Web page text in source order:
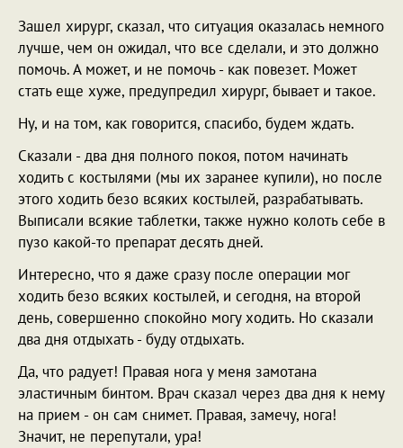
Зашел хирург, сказал, что ситуация оказалась немного
лучше, чем он ожидал, что все сделали, и это должно
помочь. А может, и не помочь - как повезет. Может
стать еще хуже, предупредил хирург, бывает и такое.
Ну, и на том, как говорится, спасибо, будем ждать.
Сказали - два дня полного покоя, потом начинать
ходить с костылями (мы их заранее купили), но после
этого ходить безо всяких костылей, разрабатывать.
Выписали всякие таблетки, также нужно колоть себе в
пузо какой-то препарат десять дней.
Интересно, что я даже сразу после операции мог
ходить безо всяких костылей, и сегодня, на второй
день, совершенно спокойно могу ходить. Но сказали
два дня отдыхать - буду отдыхать.
Да, что радует! Правая нога у меня замотана
эластичным бинтом. Врач сказал через два дня к нему
на прием - он сам снимет. Правая, замечу, нога!
Значит, не перепутали, ура!